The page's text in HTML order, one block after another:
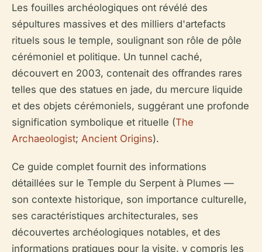
Les fouilles archéologiques ont révélé des
sépultures massives et des milliers d'artefacts
rituels sous le temple, soulignant son rôle de pôle
cérémoniel et politique. Un tunnel caché,
découvert en 2003, contenait des offrandes rares
telles que des statues en jade, du mercure liquide
et des objets cérémoniels, suggérant une profonde
signification symbolique et rituelle (The
Archaeologist; Ancient Origins).
Ce guide complet fournit des informations
détaillées sur le Temple du Serpent à Plumes —
son contexte historique, son importance culturelle,
ses caractéristiques architecturales, ses
découvertes archéologiques notables, et des
informations pratiques pour la visite, y compris les